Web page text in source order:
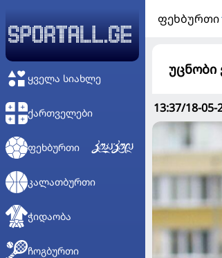
ᲧᲕᲔᲚᲐ ᲡᲘᲐᲮᲚᲔ
ᲥᲐᲠᲗᲕᲔᲚᲔᲑᲘ
ᲤᲔᲮᲑᲣᲠᲗᲘ
ᲙᲐᲚᲐᲗᲑᲣᲠᲗᲘ
ᲭᲘᲓᲐᲝᲑᲐ
ᲩᲝᲒᲑᲣᲠᲗᲘ
ᲤᲔᲮᲑᲣᲠᲗᲘ
უცნობი
13:37/18-05-